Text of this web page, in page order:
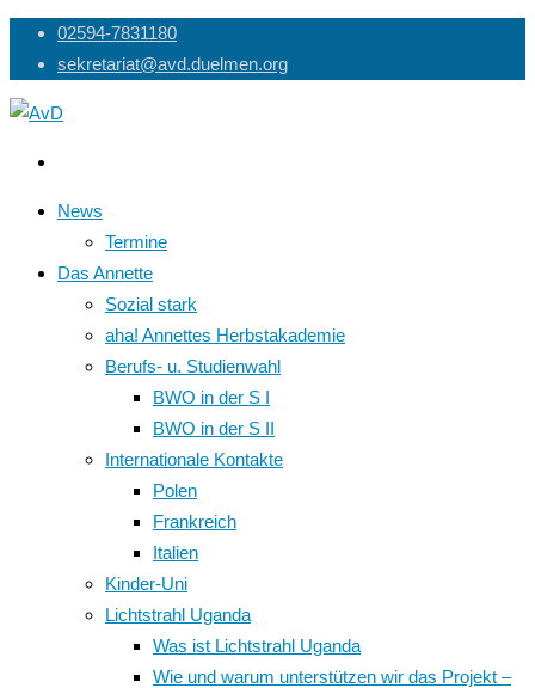
Skip
content
02594-7831180
sekretariat@avd.duelmen.org
News
Termine
Das Annette
Sozial stark
aha! Annettes Herbstakademie
Berufs- u. Studienwahl
BWO in der S I
BWO in der S II
Internationale Kontakte
Polen
Frankreich
Italien
Kinder-Uni
Lichtstrahl Uganda
Was ist Lichtstrahl Uganda
Wie und warum unterstützen wir das Projekt –